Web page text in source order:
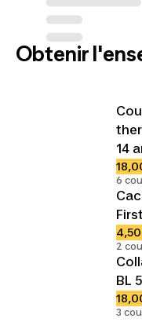
Obtenir
14
6
2
BL
3